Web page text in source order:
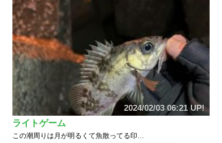
2024/02/03 06:21 UP!
ライトゲーム
この潮周りは月が明るくて魚散ってる印…